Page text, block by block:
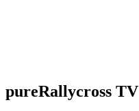
pureRallycross TV